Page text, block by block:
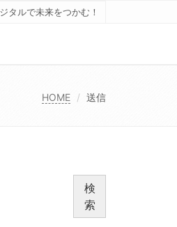
タルで未来をつかむ！
HOME 送信
検
索